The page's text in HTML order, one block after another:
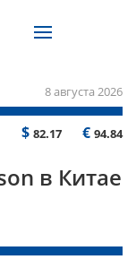
8 августа 2026
$ 82.17 € 94.84
в Китае